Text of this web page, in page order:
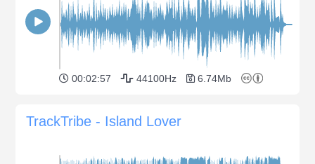
00:02:57 44100Hz 6.74Mb
TrackTribe - Island Lover